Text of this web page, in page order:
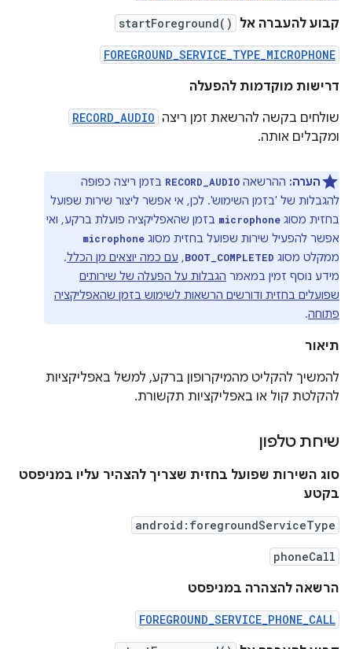
קבוע להעברה אל startForeground()
FOREGROUND_SERVICE_TYPE_MICROPHONE
דרישות מוקדמות להפעלה
שולחים בקשה להרשאת זמן ריצה RECORD_AUDIO
ומקבלים אותה.
הערה: ההרשאה RECORD_AUDIO בזמן ריצה כפופה
להגבלות של 'בזמן השימוש'. לכן, אי אפשר ליצור שירות שפועל
בחזית מסוג microphone בזמן שהאפליקציה פועלת ברקע, ואי
אפשר להפעיל שירות שפועל בחזית מסוג microphone
ממקלט מסוג BOOT_COMPLETED
, עם כמה יוצאים מן הכלל.
מידע נוסף זמין במאמר הגבלות על הפעלה של שירותים
שפועלים בחזית ודורשים הרשאות לשימוש בזמן שהאפליקציה
פתוחה.
תיאור
להמשיך להקליט מהמיקרופון ברקע, למשל באפליקציות
להקלטת קול או באפליקציות תקשורת.
שיחת טלפון
סוג השירות שפועל בחזית שצריך להצהיר עליו במניפסט
בקטע
android:foregroundServiceType
phoneCall
הרשאה להצהרה במניפסט
FOREGROUND_SERVICE_PHONE_CALL